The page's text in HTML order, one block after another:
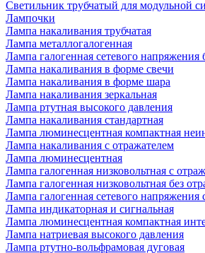
Светильник трубчатый для модульной
Лампочки
Лампа накаливания трубчатая
Лампа металлогалогенная
Лампа галогенная сетевого напряжения
Лампа накаливания в форме свечи
Лампа накаливания в форме шара
Лампа накаливания зеркальная
Лампа ртутная высокого давления
Лампа накаливания стандартная
Лампа люминесцентная компактная
Лампа накаливания с отражателем
Лампа люминесцентная
Лампа галогенная низковольтная с
Лампа галогенная низковольтная без
Лампа галогенная сетевого напряжения
Лампа индикаторная и сигнальная
Лампа люминесцентная компактная
Лампа натриевая высокого давления
Лампа ртутно-вольфрамовая дуговая